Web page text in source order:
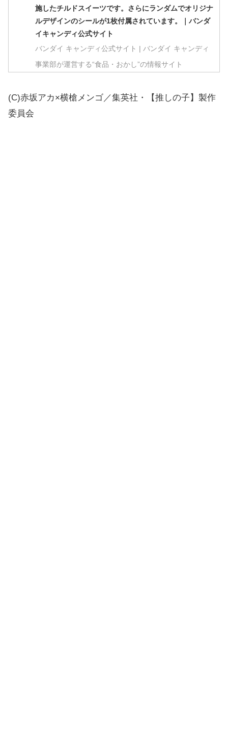
施したチルドスイーツです。さらにランダムでオリジナ
ルデザインのシールが1枚付属されています。｜バンダ
イキャンディ公式サイト
バンダイ キャンディ公式サイト | バンダイ キャンディ
事業部が運営する“食品・おかし”の情報サイト
(C)赤坂アカ×横槍メンゴ／集英社・【推しの子】製作
委員会